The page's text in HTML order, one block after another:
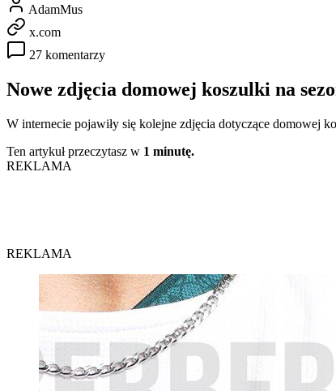
AdamMus
x.com
27 komentarzy
Nowe zdjęcia domowej koszulki na
W internecie pojawiły się kolejne zdjęcia dotyczące domowej
Ten artykuł przeczytasz w 1 minutę.
REKLAMA
REKLAMA